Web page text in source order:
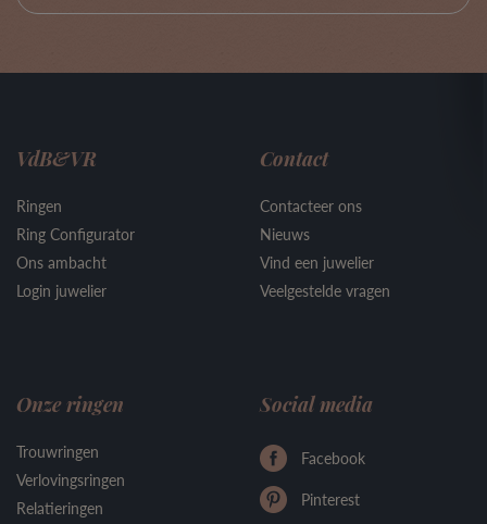
VdB&VR
Ringen
Ring Configurator
Ons ambacht
Login juwelier
Contact
Contacteer ons
Nieuws
Vind een juwelier
Veelgestelde vragen
Onze ringen
Trouwringen
Verlovingsringen
Relatieringen
Social media
Facebook
Pinterest